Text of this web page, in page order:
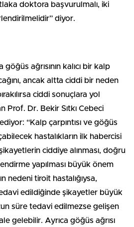
doktora başvurulmalı, iki
diyor.
göğüs ağrısının kalıcı bir kalp
ancak altta ciddi bir neden
ciddi sonuçlara yol
Prof. Dr. Bekir Sıtkı Cebeci
“Kalp çarpıntısı ve göğüs
hastalıkların ilk habercisi
ciddiye alınması, doğru
yapılması büyük önem
nedeni tiroit hastalığıysa,
edildiğinde şikayetler büyük
süre tedavi edilmezse gelişen
gelebilir. Ayrıca göğüs ağrısı